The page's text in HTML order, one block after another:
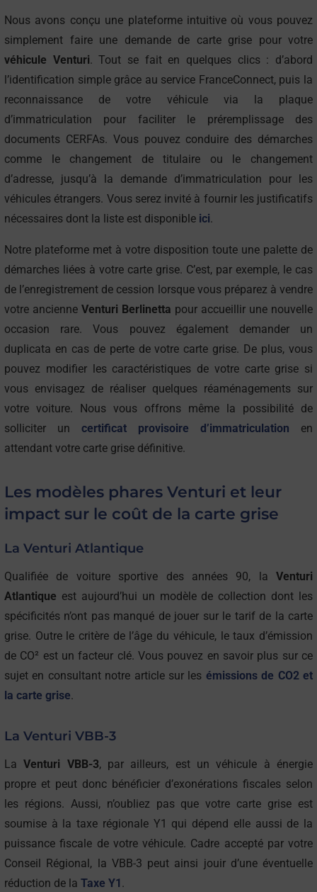
Nous avons conçu une plateforme intuitive où vous pouvez
simplement faire une demande de carte grise pour votre
véhicule Venturi. Tout se fait en quelques clics : d’abord
l’identification simple grâce au service FranceConnect, puis la
reconnaissance de votre véhicule via la plaque
d’immatriculation pour faciliter le préremplissage des
documents CERFAs. Vous pouvez conduire des démarches
comme le changement de titulaire ou le changement
d’adresse, jusqu’à la demande d’immatriculation pour les
véhicules étrangers. Vous serez invité à fournir les justificatifs
nécessaires dont la liste est disponible ici.
Notre plateforme met à votre disposition toute une palette de
démarches liées à votre carte grise. C’est, par exemple, le cas
de l’enregistrement de cession lorsque vous préparez à vendre
votre ancienne Venturi Berlinetta pour accueillir une nouvelle
occasion rare. Vous pouvez également demander un
duplicata en cas de perte de votre carte grise. De plus, vous
pouvez modifier les caractéristiques de votre carte grise si
vous envisagez de réaliser quelques réaménagements sur
votre voiture. Nous vous offrons même la possibilité de
solliciter un certificat provisoire d’immatriculation en
attendant votre carte grise définitive.
Les modèles phares Venturi et leur
impact sur le coût de la carte grise
La Venturi Atlantique
Qualifiée de voiture sportive des années 90, la Venturi
Atlantique est aujourd’hui un modèle de collection dont les
spécificités n’ont pas manqué de jouer sur le tarif de la carte
grise. Outre le critère de l’âge du véhicule, le taux d’émission
de CO² est un facteur clé. Vous pouvez en savoir plus sur ce
sujet en consultant notre article sur les émissions de CO2 et
la carte grise.
La Venturi VBB-3
LaVenturi VBB-3, par ailleurs, est un véhicule à énergie
propre et peut donc bénéficier d’exonérations fiscales selon
les régions. Aussi, n’oubliez pas que votre carte grise est
soumise à la taxe régionale Y1 qui dépend elle aussi de la
puissance fiscale de votre véhicule. Cadre accepté par votre
Conseil Régional, la VBB-3 peut ainsi jouir d’une éventuelle
réduction de la Taxe Y1 .